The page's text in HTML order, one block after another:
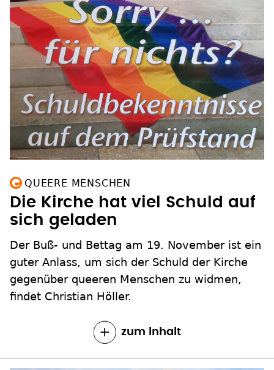
QUEERE MENSCHEN
Die Kirche hat viel Schuld auf
sich geladen
Der Buß- und Bettag am 19. November ist ein
guter Anlass, um sich der Schuld der Kirche
gegenüber queeren Menschen zu widmen,
findet Christian Höller.
zum Inhalt